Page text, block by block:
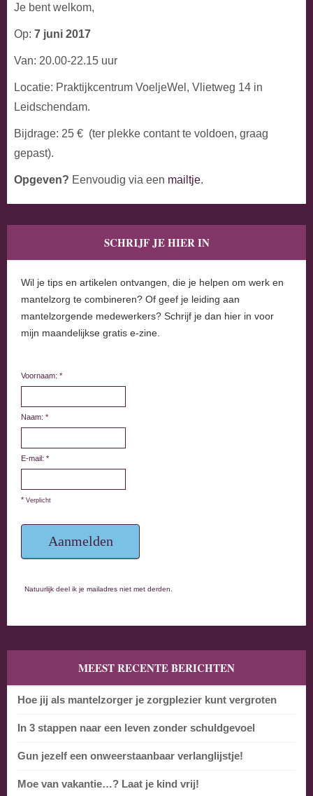
Je bent welkom,
Op: 7 juni 2017
Van: 20.00-22.15 uur
Locatie: Praktijkcentrum VoeljeWel, Vlietweg 14 in
Leidschendam.
Bijdrage: 25 € (ter plekke contant te voldoen, graag
gepast).
Opgeven? Eenvoudig via een mailtje.
SCHRIJF JE HIER IN
Wil je tips en artikelen ontvangen, die je helpen om werk en
mantelzorg te combineren? Of geef je leiding aan
mantelzorgende medewerkers? Schrijf je dan hier in voor
mijn maandelijkse gratis e-zine.
Voornaam: *
Naam: *
E-mail: *
* Verplicht
Natuurlijk deel ik je mailadres niet met derden.
MEEST RECENTE BERICHTEN
Hoe jij als mantelzorger je zorgplezier kunt vergroten
In 3 stappen naar een leven zonder schuldgevoel
Gun jezelf een onweerstaanbaar verlanglijstje!
Moe van vakantie…? Laat je kind vrij!